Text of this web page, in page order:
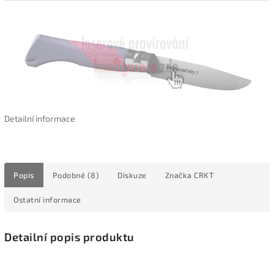
Detailní informace
Popis Podobné (8) Diskuze Značka CRKT
Ostatní informace
Detailní popis produktu